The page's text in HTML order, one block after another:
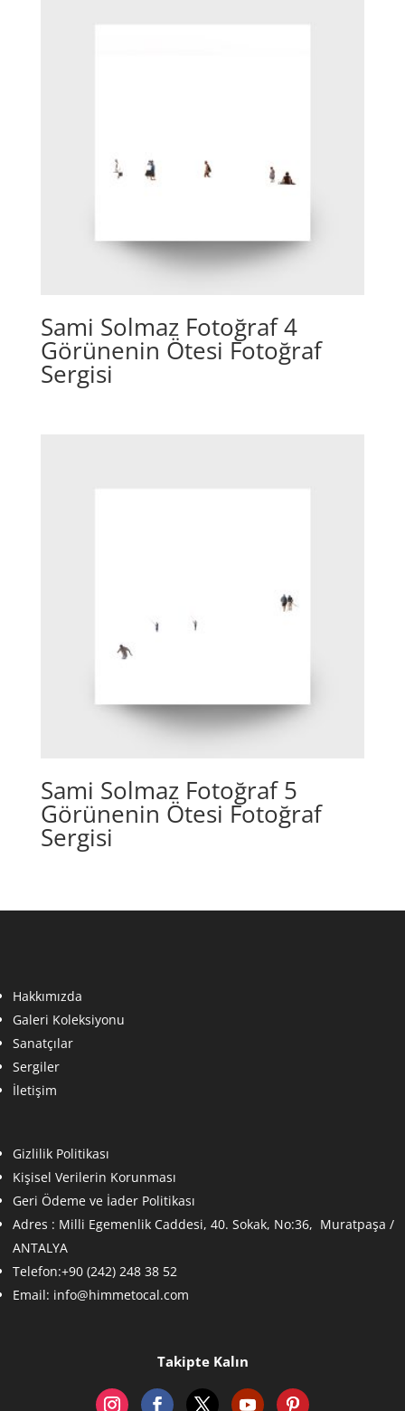
Sami Solmaz Fotoğraf 4
Görünenin Ötesi Fotoğraf
Sergisi
Sami Solmaz Fotoğraf 5
Görünenin Ötesi Fotoğraf
Sergisi
Hakkımızda
Galeri Koleksiyonu
Sanatçılar
Sergiler
İletişim
Gizlilik Politikası
Kişisel Verilerin Korunması
Geri Ödeme ve İader Politikası
Adres : Milli Egemenlik Caddesi, 40. Sokak, No:36, Muratpaşa /
ANTALYA
Telefon:+90 (242) 248 38 52
Email: info@himmetocal.com
Takipte Kalın